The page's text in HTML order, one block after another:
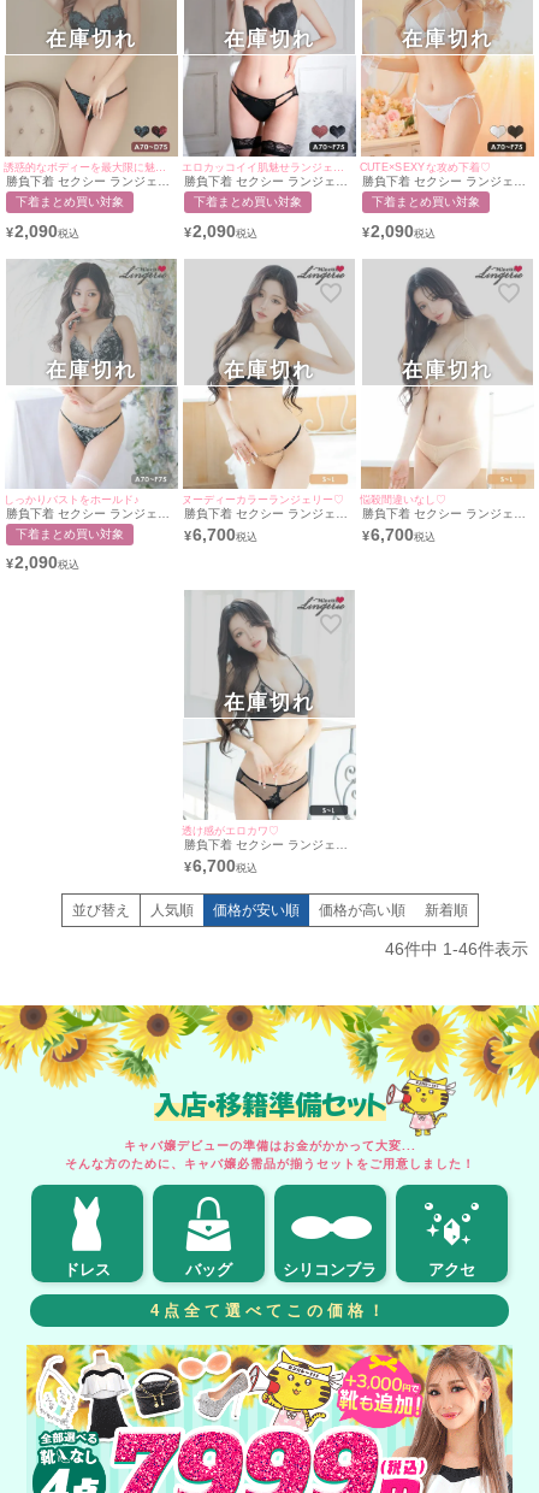
勝負下着 セクシー ランジェリ
ー ローズ刺繍レースデザイン
脇高ブラジャー＆ショーツ2点
下着まとめ買い対象
¥2,090
在庫切れ
勝負下着 セクシー ランジェリ
ー 3ラインデザインスカラップ
レースブラ＆2ラインショーツ
下着まとめ買い対象
¥2,090
在庫切れ
CUTE×SEXYな攻め下着♡
勝負下着 セクシー ランジェリ
ー ホルターネック脇高ソフト
ワイヤーブラ＆ラインショーツ
下着まとめ買い対象
¥2,090
在庫切れ
しっかりバストをホールド♪
勝負下着 セクシー ランジェリ
ー フラワー刺繍デザイン脇高
シアー三角ブラ＆ラインショー
下着まとめ買い対象
¥2,090
在庫切れ
ヌーディーカラーランジェリー♡
勝負下着 セクシー ランジェリ
ー ケミカルレースチュールブ
ラジャー＆Tバックショーツ
¥6,700
在庫切れ
悩殺間違いなし♡
勝負下着 セクシー ランジェリ
ー ヌーディーシアーフラワー
ケミカルレースブラジャー＆シ
¥6,700
在庫切れ
透け感がエロカワ♡
勝負下着 セクシー ランジェリ
ー シアー刺繍レースブラジャ
ー＆ショーツSEXYランジェリ
¥6,700
在庫切れ
並び替え 人気順 価格が安い順 価格が高い順 新着順
46件中 1-46件表示
入店・移籍準備セット
キャバ嬢デビューの準備はお金がかかって大変...
そんな方のために、キャバ嬢必需品が揃うセットをご用意しました！
ドレス バッグ シリコンブラ アクセ
4点全て選べてこの価格！